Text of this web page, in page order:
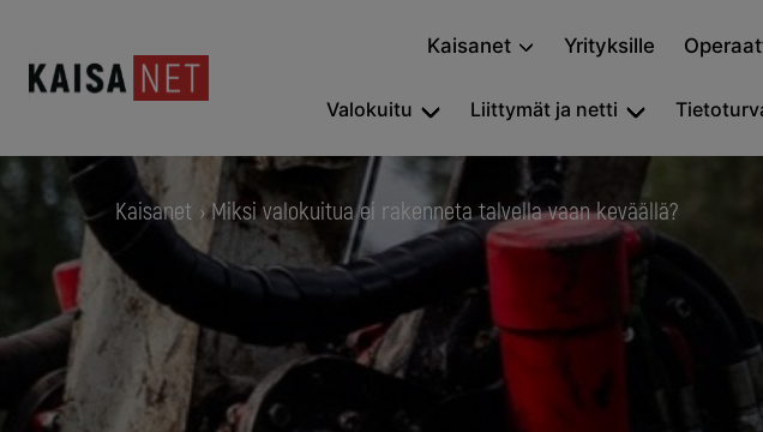
Kaisanet Yrityksille
Valokuitu Liittymät ja netti
Kaisanet ›Miksi valokuitua ei rakenneta talvella vaan keväällä?